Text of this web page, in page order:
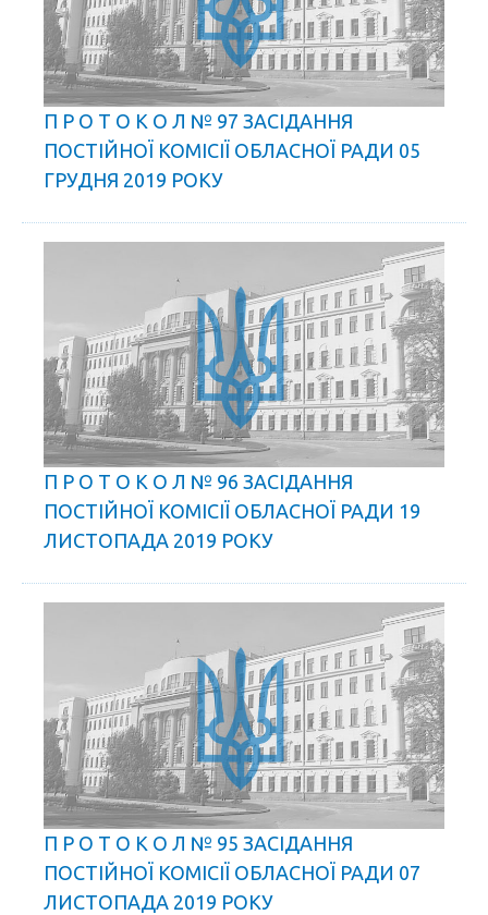
П Р О Т О К О Л № 97 ЗАСІДАННЯ
ПОСТІЙНОЇ КОМІСІЇ ОБЛАСНОЇ РАДИ 05
ГРУДНЯ 2019 РОКУ
П Р О Т О К О Л № 96 ЗАСІДАННЯ
ПОСТІЙНОЇ КОМІСІЇ ОБЛАСНОЇ РАДИ 19
ЛИСТОПАДА 2019 РОКУ
П Р О Т О К О Л № 95 ЗАСІДАННЯ
ПОСТІЙНОЇ КОМІСІЇ ОБЛАСНОЇ РАДИ 07
ЛИСТОПАДА 2019 РОКУ